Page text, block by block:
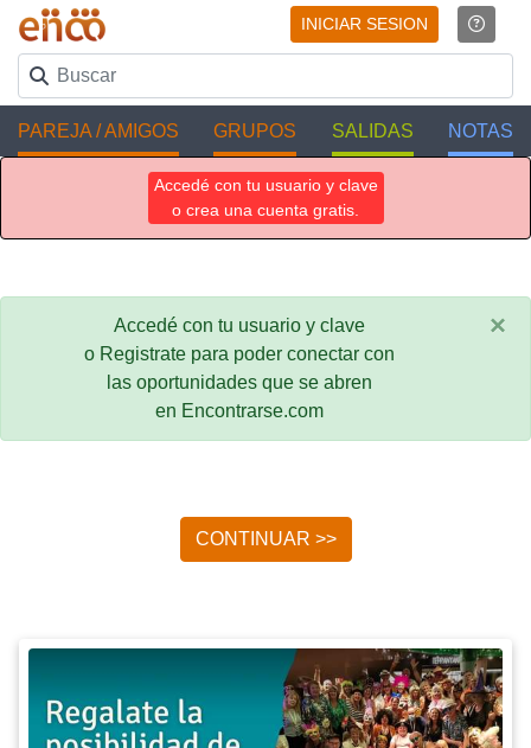
INICIAR SESION
PAREJA / AMIGOS GRUPOS SALIDAS NOTAS
Accedé con tu usuario y clave
o crea una cuenta gratis.
Accedé con tu usuario y clave
o Registrate para poder conectar con
las oportunidades que se abren
en Encontrarse.com
×
CONTINUAR >>